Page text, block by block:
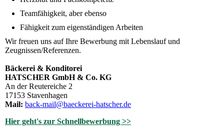
Teamfähigkeit, aber ebenso
Fähigkeit zum eigenständigen Arbeiten
Wir freuen uns auf Ihre Bewerbung mit Lebenslauf und
Zeugnissen/Referenzen.
Bäckerei & Konditorei
HATSCHER GmbH & Co. KG
An der Reutereiche 2
17153 Stavenhagen
Mail: back-mail@baeckerei-hatscher.de
Hier geht's zur Schnellbewerbung >>